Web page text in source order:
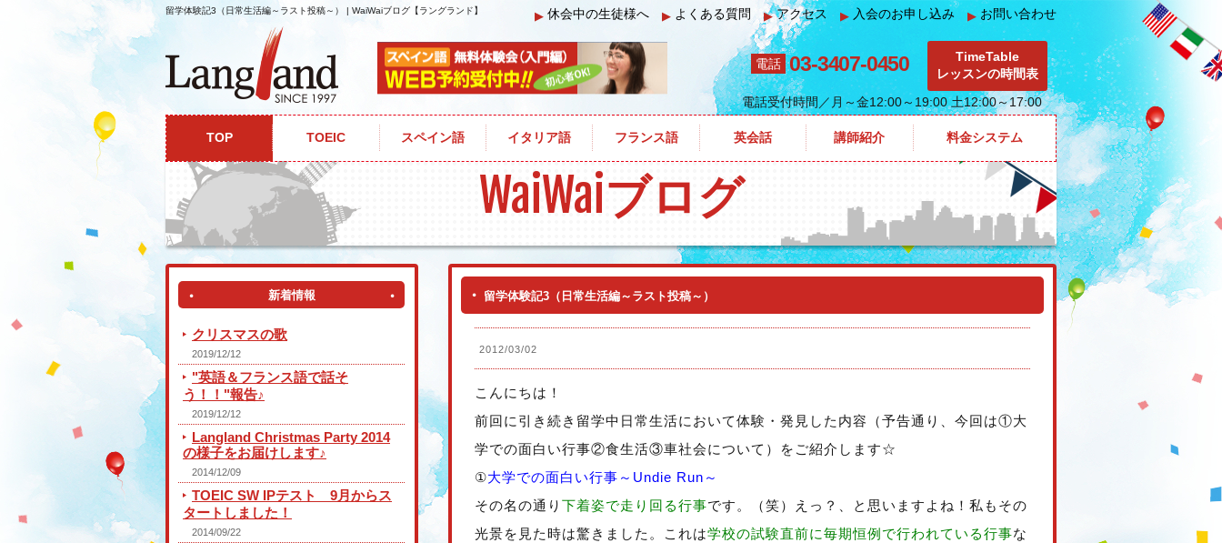
留学体験記3（日常生活編～ラスト投稿～） | WaiWaiブログ【ラングランド】 ▶ 休会中の生徒様へ ▶ よくある質問 ▶アクセス ▶ 入会のお申し込み ▶ お問い合わせ
TimeTable
レッスンの時間表
電話 03-3407-0450
電話受付時間 ／月～金12:00～19:00 土12:00～17:00
TOP TOEIC スペイン語 イタリア語 フランス語 英会話 講師紹介 料金システム
ホーム WaiWaiブログ 留学体験記3（日常生活編～ラスト投稿～）
WaiWaiブログ
留学体験記3（日常生活編～ラスト投稿～）
2012/03/02
こんにちは！
前回に引き続き留学中日常生活において体験・発見した内容（予告通り、今回は①大
学での面白い行事②食生活③車社会について）をご紹介します☆
①大学での面白い行事～Undie Run～
その名の通り 下着姿で走り回る行事です。（笑）えっ？、と思いますよね！私もその
光景を見た時は驚きました。これは学校の試験直前に毎期恒例で行われている行事な
新着情報
クリスマスの歌
2019/12/12
"英語＆フランス語で話そ
う！！"報告♪
2019/12/12
Langland Christmas Party 2014
の様子をお届けします♪
2014/12/09
TOEIC SW IPテスト 9月からス
タートしました！
2014/09/22